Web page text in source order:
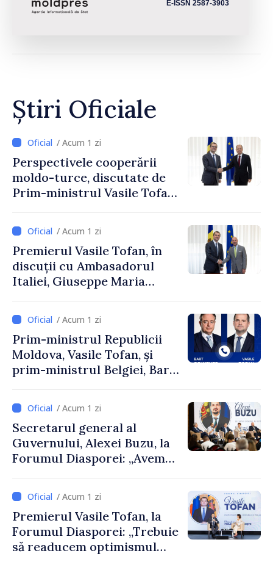
E-ISSN 2587-3903
Știri Oficiale
/ Acum 1 zi
Perspectivele cooperării
moldo-turce, discutate de
Prim-ministrul Vasile Tofan
Uygar Mustafa Sertel
/ Acum 1 zi
Premierul Vasile Tofan, în
discuții cu Ambasadorul
Italiei, Giuseppe Maria
/ Acum 1 zi
Prim-ministrul Republicii
Moldova, Vasile Tofan, și
prim-ministrul Belgiei, Bart
despre parcursul european
al Republicii Moldova.
/ Acum 1 zi
Secretarul general al
Guvernului, Alexei Buzu, la
Forumul Diasporei: „Avem
dumneavoastră pentru a
construi comunități mai
puternice”
/ Acum 1 zi
Premierul Vasile Tofan, la
Forumul Diasporei: „Trebuie
să readucem optimismul